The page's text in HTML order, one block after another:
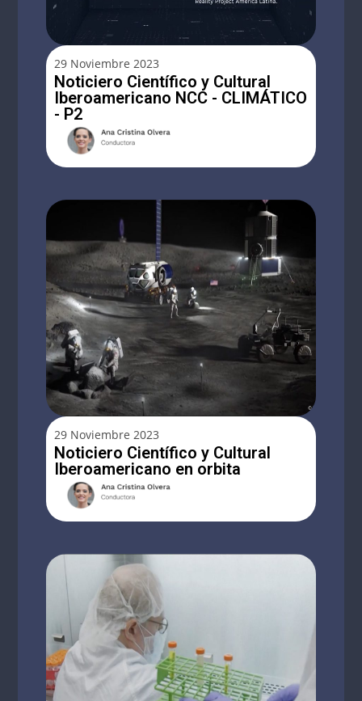
29 Noviembre 2023
Noticiero Científico y Cultural
Iberoamericano NCC - CLIMÁTICO
- P2
29 Noviembre 2023
Noticiero Científico y Cultural
Iberoamericano en orbita